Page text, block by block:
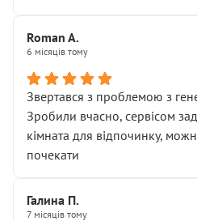
Roman A.
6 місяців тому
Звертався з проблемою з
Зробили вчасно, сервісом
кімната для відпочинку,
почекати
Галина П.
7 місяців тому